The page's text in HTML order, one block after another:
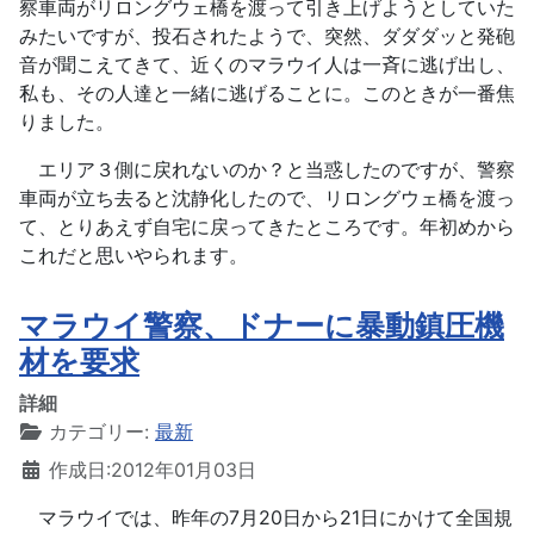
察車両がリロングウェ橋を渡って引き上げようとしていた
みたいですが、投石されたようで、突然、ダダダッと発砲
音が聞こえてきて、近くのマラウイ人は一斉に逃げ出し、
私も、その人達と一緒に逃げることに。このときが一番焦
りました。
エリア３側に戻れないのか？と当惑したのですが、警察
車両が立ち去ると沈静化したので、リロングウェ橋を渡っ
て、とりあえず自宅に戻ってきたところです。年初めから
これだと思いやられます。
マラウイ警察、ドナーに暴動鎮圧機
材を要求
詳細
カテゴリー: 最新
作成日:2012年01月03日
マラウイでは、昨年の7月20日から21日にかけて全国規